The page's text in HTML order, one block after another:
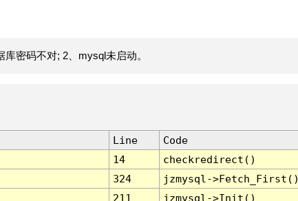
密码不对; 2、mysql未启动。
Line
Code
14
checkredirect()
324
jzmysql-
211
jzmysql->Init()